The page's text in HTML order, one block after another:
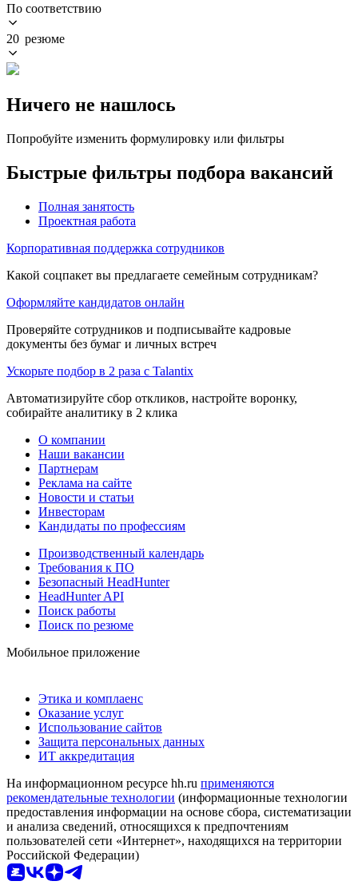
По соответствию
20 резюме
Ничего не нашлось
Попробуйте изменить формулировку или фильтры
Быстрые фильтры подбора вакансий
Полная занятость
Проектная работа
Корпоративная поддержка сотрудников
Какой соцпакет вы предлагаете семейным сотрудникам?
Оформляйте кандидатов онлайн
Проверяйте сотрудников и подписывайте кадровые
документы без бумаг и личных встреч
Ускорьте подбор в 2 раза с Talantix
Автоматизируйте сбор откликов, настройте воронку,
собирайте аналитику в 2 клика
О компании
Наши вакансии
Партнерам
Реклама на сайте
Новости и статьи
Инвесторам
Кандидаты по профессиям
Производственный календарь
Требования к ПО
Безопасный HeadHunter
HeadHunter API
Поиск работы
Поиск по резюме
Мобильное приложение
Этика и комплаенс
Оказание услуг
Использование сайтов
Защита персональных данных
ИТ аккредитация
На информационном ресурсе hh.ru применяются
рекомендательные технологии (информационные технологии
предоставления информации на основе сбора, систематизации
и анализа сведений, относящихся к предпочтениям
пользователей сети «Интернет», находящихся на территории
Российской Федерации)